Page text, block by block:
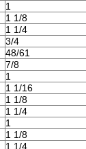
1
1 1/8
1 1/4
3/4
48/61
7/8
1
1 1/16
1 1/8
1 1/4
1
1 1/8
1 1/4